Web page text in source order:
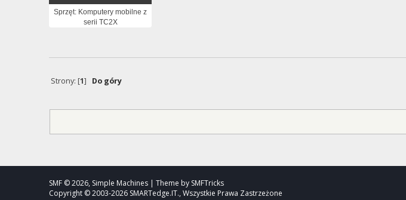
Sprzęt: Komputery mobilne z
serii TC2X
Strony: [1] Do góry
SMF © 2026, Simple Machines | Theme by SMFTricks
Copyright © 2003-2026 SMARTedge.IT., Wszystkie Prawa Zastrzeżone